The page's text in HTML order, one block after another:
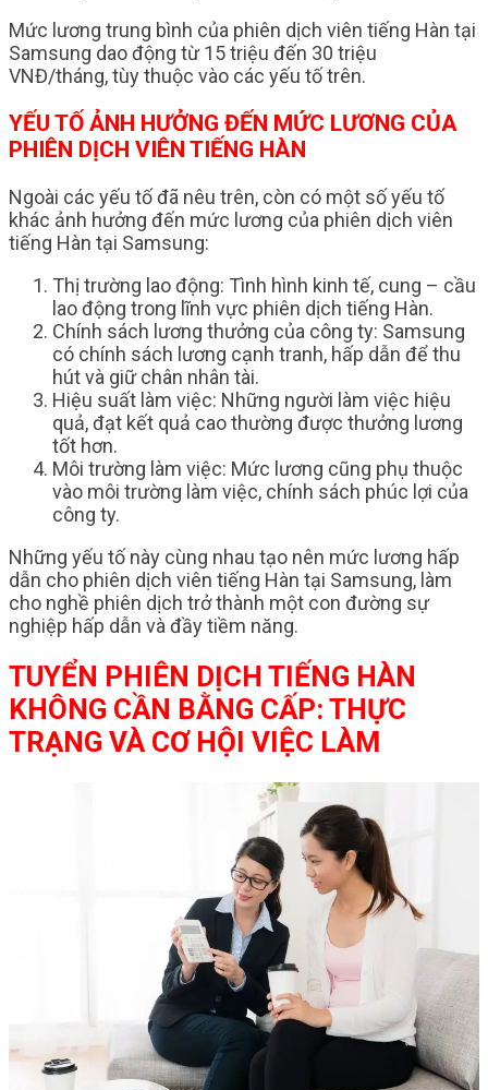
Mức lương trung bình của phiên dịch viên tiếng Hàn tại
Samsung dao động từ 15 triệu đến 30 triệu
VNĐ/tháng, tùy thuộc vào các yếu tố trên.
YẾU TỐ ẢNH HƯỞNG ĐẾN MỨC LƯƠNG CỦA
PHIÊN DỊCH VIÊN TIẾNG HÀN
Ngoài các yếu tố đã nêu trên, còn có một số yếu tố
khác ảnh hưởng đến mức lương của phiên dịch viên
tiếng Hàn tại Samsung:
Thị trường lao động: Tình hình kinh tế, cung – cầu
lao động trong lĩnh vực phiên dịch tiếng Hàn.
Chính sách lương thưởng của công ty: Samsung
có chính sách lương cạnh tranh, hấp dẫn để thu
hút và giữ chân nhân tài.
Hiệu suất làm việc: Những người làm việc hiệu
quả, đạt kết quả cao thường được thưởng lương
tốt hơn.
Môi trường làm việc: Mức lương cũng phụ thuộc
vào môi trường làm việc, chính sách phúc lợi của
công ty.
Những yếu tố này cùng nhau tạo nên mức lương hấp
dẫn cho phiên dịch viên tiếng Hàn tại Samsung, làm
cho nghề phiên dịch trở thành một con đường sự
nghiệp hấp dẫn và đầy tiềm năng.
TUYỂN PHIÊN DỊCH TIẾNG HÀN
KHÔNG CẦN BẰNG CẤP: THỰC
TRẠNG VÀ CƠ HỘI VIỆC LÀM